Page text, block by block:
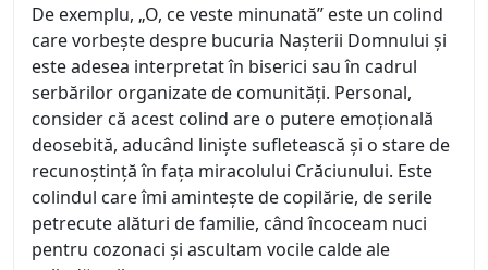
De exemplu, „O, ce veste minunată” este un colind
care vorbește despre bucuria Nașterii Domnului și
este adesea interpretat în biserici sau în cadrul
serbărilor organizate de comunități. Personal,
consider că acest colind are o putere emoțională
deosebită, aducând liniște sufletească și o stare de
recunoștință în fața miracolului Crăciunului. Este
colindul care îmi amintește de copilărie, de serile
petrecute alături de familie, când încoceam nuci
pentru cozonaci și ascultam vocile calde ale